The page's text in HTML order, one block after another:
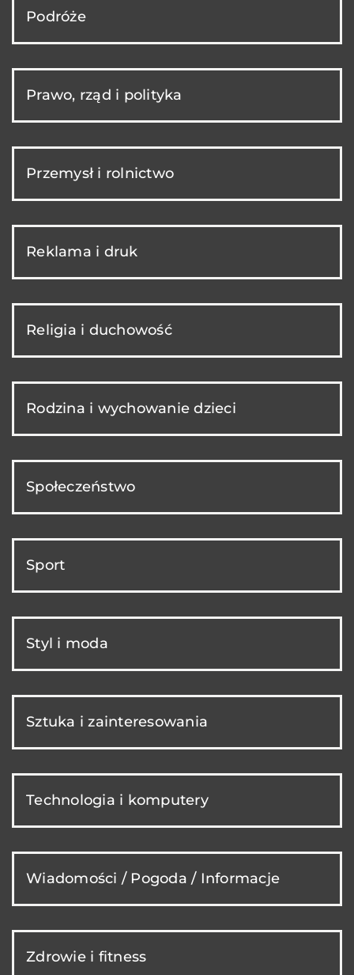
Podróże
Prawo, rząd i polityka
Przemysł i rolnictwo
Reklama i druk
Religia i duchowość
Rodzina i wychowanie dzieci
Społeczeństwo
Sport
Styl i moda
Sztuka i zainteresowania
Technologia i komputery
Wiadomości / Pogoda / Informacje
Zdrowie i fitness